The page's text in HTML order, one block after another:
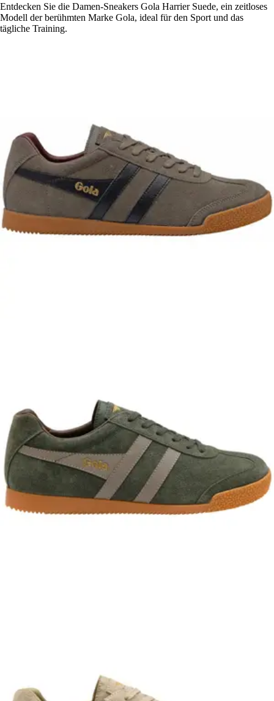
Entdecken Sie die Damen-Sneakers Gola Harrier Suede, ein zeitloses
Modell der berühmten Marke Gola, ideal für den Sport und das
tägliche Training.